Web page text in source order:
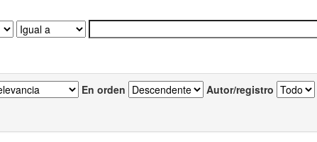
En orden Autor/registro